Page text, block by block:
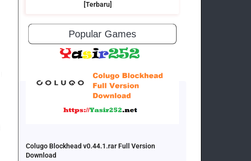
[Terbaru]
Popular Games
Colugo Blockhead v0.44.1.rar Full Version
Download